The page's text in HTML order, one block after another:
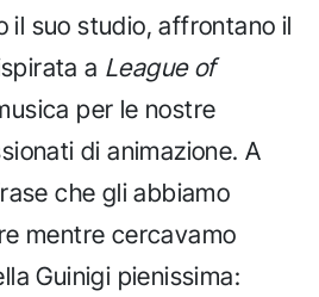
il suo studio, affrontano il
a League of
per le nostre
di animazione. A
che gli abbiamo
mentre cercavamo
Guinigi pienissima: